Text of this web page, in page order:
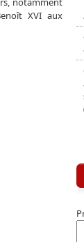
XVI aux